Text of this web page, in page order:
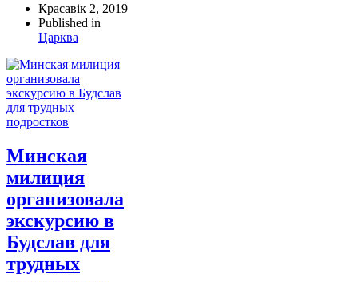
Красавік 2, 2019
Published in
Царква
Минская
милиция
организовала
экскурсию в
Будслав для
трудных